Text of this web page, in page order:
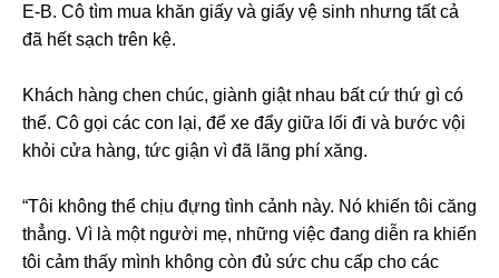
E-B. Cô tìm mua khăn giấy và giấy vệ sinh nhưng tất cả
đã hết sạch trên kệ.
Khách hàng chen chúc, giành giật nhau bất cứ thứ gì có
thể. Cô gọi các con lại, để xe đẩy giữa lối đi và bước vội
khỏi cửa hàng, tức giận vì đã lãng phí xăng.
“Tôi không thể chịu đựng tình cảnh này. Nó khiến tôi căng
thẳng. Vì là một người mẹ, những việc đang diễn ra khiến
tôi cảm thấy mình không còn đủ sức chu cấp cho các